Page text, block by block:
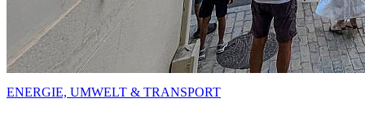
ENERGIE, UMWELT & TRANSPORT